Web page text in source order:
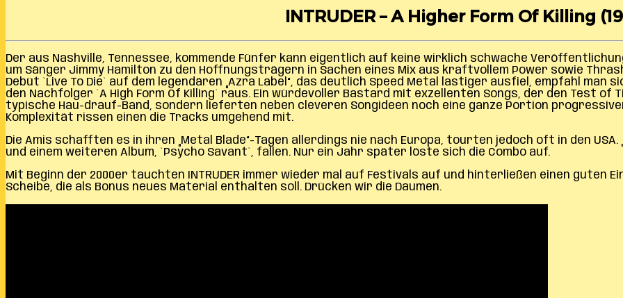
INTRUDER – A Higher Form Of Killing
Der aus Nashville, Tennessee, kommende Fünfer kann eigentlich auf keine wirklich schwache
um Sänger Jimmy Hamilton zu den Hoffnungsträgern in Sachen eines Mix aus kraftvollem Power sowie
Debüt `Live To Die` auf dem legendären „Azra Label“, das deutlich Speed Metal lastiger ausfiel, empfahl man
den Nachfolger `A High Form Of Killing` raus. Ein würdevoller Bastard mit exzellenten Songs, der den Test of
typische Hau-drauf-Band, sondern lieferten neben cleveren Songideen noch eine ganze Portion
Komplexität rissen einen die Tracks umgehend mit.
Die Amis schafften es in ihren „Metal Blade“-Tagen allerdings nie nach Europa, tourten jedoch oft in den USA.
und einem weiteren Album, `Psycho Savant`, fallen. Nur ein Jahr später löste sich die Combo auf.
Mit Beginn der 2000er tauchten INTRUDER immer wieder mal auf Festivals auf und hinterließen einen guten
Scheibe, die als Bonus neues Material enthalten soll. Drücken wir die Daumen.